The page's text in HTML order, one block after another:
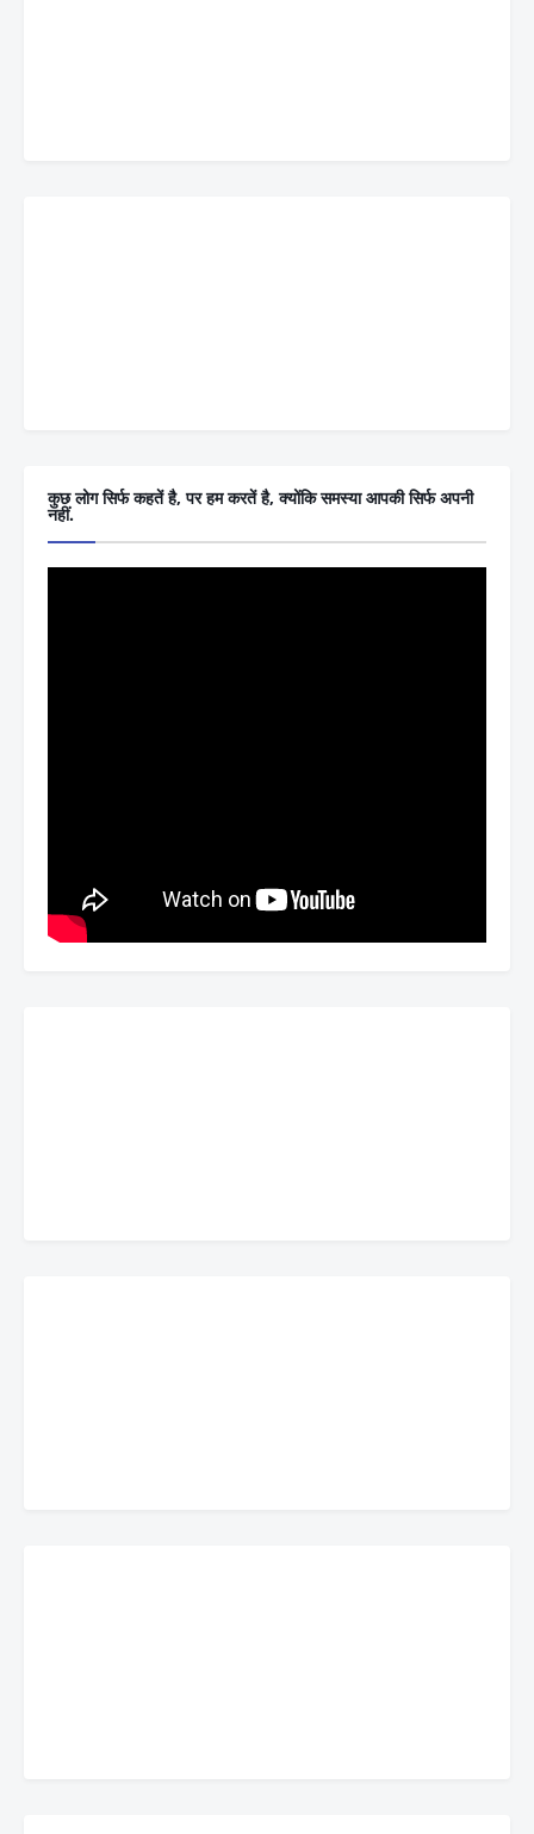
कुछ लोग सिर्फ कहतें है, पर हम करतें है, क्योंकि समस्या आपकी सिर्फ अपनी
नहीं.